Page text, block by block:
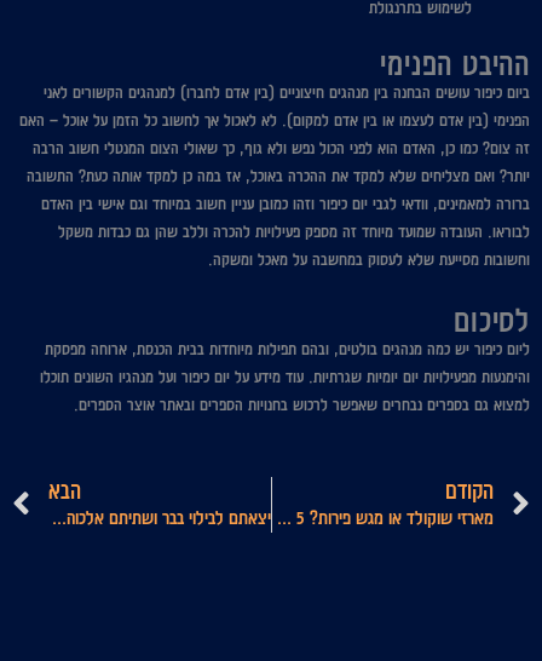
לשימוש בתרנגולת
ההיבט הפנימי
ביום כיפור עושים הבחנה בין מנהגים חיצוניים (בין אדם לחברו) למנהגים הקשורים לאני
הפנימי (בין אדם לעצמו או בין אדם למקום). לא לאכול אך לחשוב כל הזמן על אוכל – האם
זה צום? כמו כן, האדם הוא לפני הכול נפש ולא גוף, כך שאולי הצום המנטלי חשוב הרבה
יותר? ואם מצליחים שלא למקד את ההכרה באוכל, אז במה כן למקד אותה כעת? התשובה
ברורה למאמינים, וודאי לגבי יום כיפור וזהו כמובן עניין חשוב במיוחד וגם אישי בין האדם
לבוראו. העובדה שמועד מיוחד זה מספק פעילויות להכרה וללב שהן גם כבדות משקל
וחשובות מסייעת שלא לעסוק במחשבה על מאכל ומשקה.
לסיכום
ליום כיפור יש כמה מנהגים בולטים, ובהם תפילות מיוחדות בבית הכנסת, ארוחה מפסקת
והימנעות מפעילויות יום יומיות שגרתיות. עוד מידע על יום כיפור ועל מנהגיו השונים תוכלו
למצוא גם בספרים נבחרים שאפשר לרכוש בחנויות הספרים ובאתר אוצר הספרים.
קודם
הקודם
מארזי שוקולד או מגש פירות? 5 רעיונות למארזים מפנקים שתוכלו להכין בבית
הבא
יצאתם לבילוי בבר ושתיתם אלכוהול? אל תעלו על ההגה!